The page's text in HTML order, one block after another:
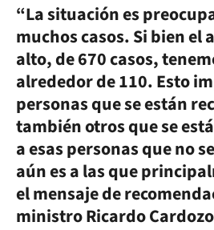
“La situación es
muchos casos. Si bien el
alto, de 670 casos,
alrededor de 110. Esto
personas que se están
también otros que se
a esas personas que no
aún es a las que
el mensaje de
ministro Ricardo